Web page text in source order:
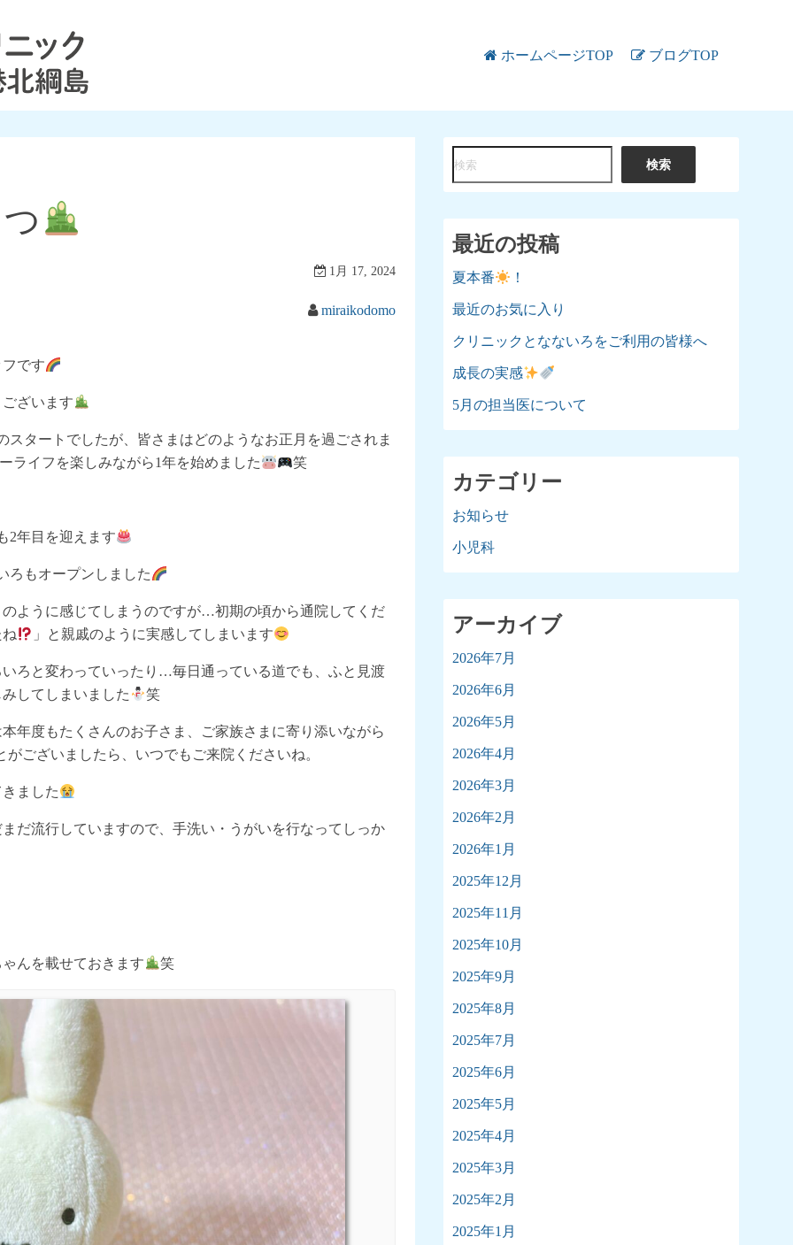
ホームページTOP ブログTOP
1月 17, 2024
miraikodomo
です
ざいます
タートでしたが、皆さまはどのようなお正月を過ごされま
ライフを楽しみながら1年を始めました
笑
2年目を迎えます
ろもオープンしました
ように感じてしまうのですが…初期の頃から通院してくだ
」と親戚のように実感してしまいます
ろと変わっていったり…毎日通っている道でも、ふと見渡
してしまいました
笑
年度もたくさんのお子さま、ご家族さまに寄り添いながら
ございましたら、いつでもご来院くださいね。
ました
だ流行していますので、手洗い・うがいを行なってしっか
んを載せておきます 笑
検
索
検索
最近の投稿
夏本番 ！
最近のお気に入り
クリニックとなないろをご利用の皆様へ
成長の実感
5月の担当医について
カテゴリー
お知らせ
小児科
アーカイブ
2026年7月
2026年6月
2026年5月
2026年4月
2026年3月
2026年2月
2026年1月
2025年12月
2025年11月
2025年10月
2025年9月
2025年8月
2025年7月
2025年6月
2025年5月
2025年4月
2025年3月
2025年2月
2025年1月